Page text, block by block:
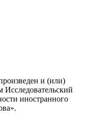
и (или)
Исследовательский
иностранного